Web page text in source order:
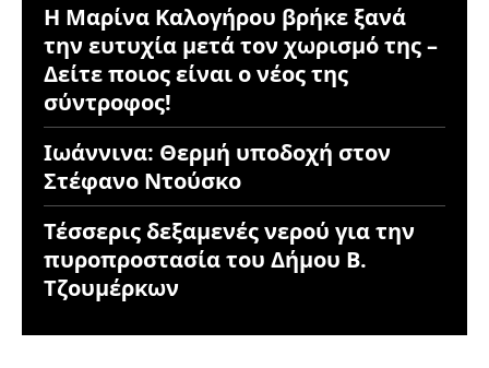
Η Μαρίνα Καλογήρου βρήκε ξανά
την ευτυχία μετά τον χωρισμό της –
Δείτε ποιος είναι ο νέος της
σύντροφος!
Ιωάννινα: Θερμή υποδοχή στον
Στέφανο Ντούσκο
Τέσσερις δεξαμενές νερού για την
πυροπροστασία του Δήμου Β.
Τζουμέρκων